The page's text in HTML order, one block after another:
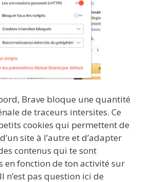
Brave bloque une quantité
de traceurs intersites. Ce
cookies qui permettent de
site à l’autre et d’adapter
contenus qui te sont
en fonction de ton activité sur
n’est pas question ici de